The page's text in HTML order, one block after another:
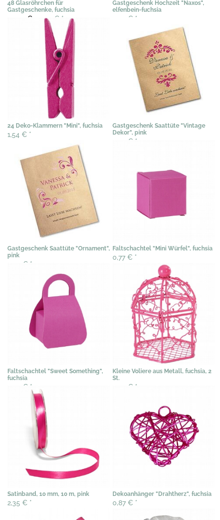
48 Glasröhrchen für
Gastgeschenke, fuchsia
40,93 € 29,00 € *
Gastgeschenk Hochzeit "Naxos",
elfenbein-fuchsia
2,04 € *
24 Deko-Klammern "Mini", fuchsia
1,54 € *
Gastgeschenk Saattüte "Vintage
Dekor", pink
3,07 € *
Gastgeschenk Saattüte "Ornament",
pink
3,07 € *
Faltschachtel "Mini Würfel", fuchsia
0,77 € *
Faltschachtel "Sweet Something",
fuchsia
0,97 € *
Kleine Voliere aus Metall, fuchsia, 2
St.
5,53 € *
Satinband, 10 mm, 10 m, pink
2,35 € *
Dekoanhänger "Drahtherz", fuchsia
0,87 € *